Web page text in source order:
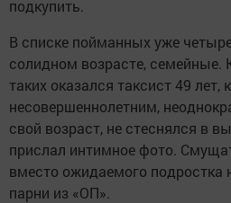
подкупить.
В списке пойманных уже
солидном возрасте, семейные.
таких оказался таксист 49 лет,
несовершеннолетним,
свой возраст, не стеснялся в
прислал интимное фото.
вместо ожидаемого подростка
парни из «ОП».